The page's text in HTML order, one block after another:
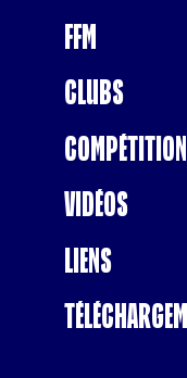
FFM
Clubs
Vidéos
Liens